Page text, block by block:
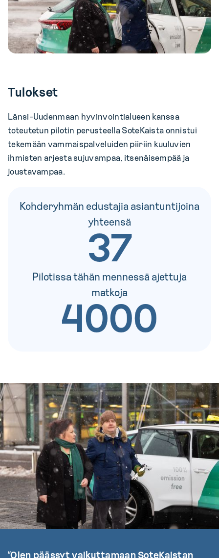
Tulokset
Länsi-Uudenmaan hyvinvointialueen kanssa
toteutetun pilotin perusteella SoteKaista onnistui
tekemään vammaispalveluiden piiriin kuuluvien
ihmisten arjesta sujuvampaa, itsenäisempää ja
joustavampaa.
Kohderyhmän edustajia asiantuntijoina
yhteensä
37
Pilotissa tähän mennessä ajettuja
matkoja
4000
“Olen päässyt vaikuttamaan SoteKaistan